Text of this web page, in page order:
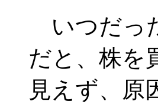
いつだっ
だと、株を
見えず、原